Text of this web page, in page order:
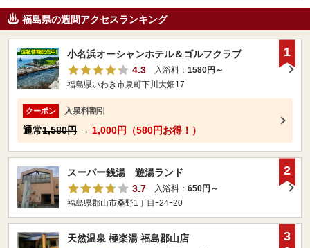
福島県の週間アクセスランキング
小名浜オーシャンホテル＆ゴルフクラブ
4.3
入浴料： 1580円～
福島県いわき市泉町下川大畑17
クーポン 入泉料割引
通常1,580円 → 1,000円（580円お得！）
1
スーパー銭湯 遊湯ランド
3.7
入浴料： 650円～
福島県郡山市桑野1丁目ｰ24ｰ20
2
天然温泉 極楽湯 福島郡山店
3